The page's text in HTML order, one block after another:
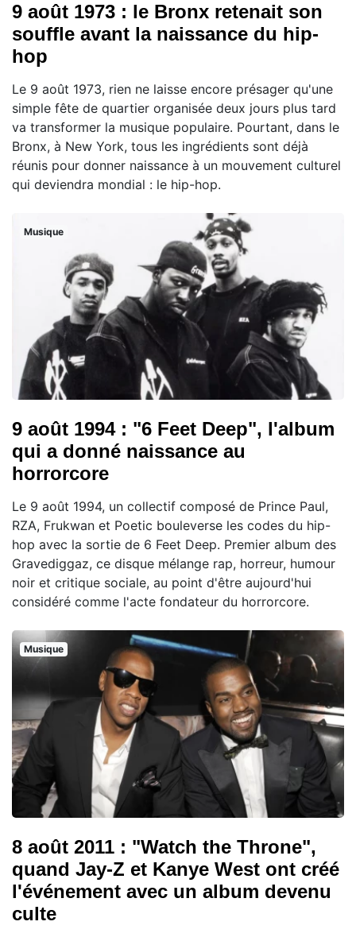
9 août 1973 : le Bronx retenait son
souffle avant la naissance du hip-
hop
Le 9 août 1973, rien ne laisse encore présager qu'une
simple fête de quartier organisée deux jours plus tard
va transformer la musique populaire. Pourtant, dans le
Bronx, à New York, tous les ingrédients sont déjà
réunis pour donner naissance à un mouvement culturel
qui deviendra mondial : le hip-hop.
Musique
9 août 1994 : "6 Feet Deep", l'album
qui a donné naissance au
horrorcore
Le 9 août 1994, un collectif composé de Prince Paul,
RZA, Frukwan et Poetic bouleverse les codes du hip-
hop avec la sortie de 6 Feet Deep. Premier album des
Gravediggaz, ce disque mélange rap, horreur, humour
noir et critique sociale, au point d'être aujourd'hui
considéré comme l'acte fondateur du horrorcore.
Musique
8 août 2011 : "Watch the Throne",
quand Jay-Z et Kanye West ont créé
l'événement avec un album devenu
culte